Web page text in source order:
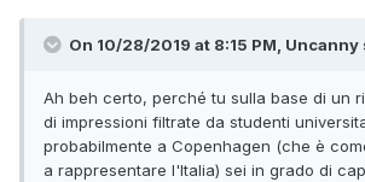
On 10/28/2019 at 8:15 PM, Uncanny
Ah beh certo, perché tu sulla base di un
di impressioni filtrate da studenti
probabilmente a Copenhagen (che è
a rappresentare l'Italia) sei in grado di